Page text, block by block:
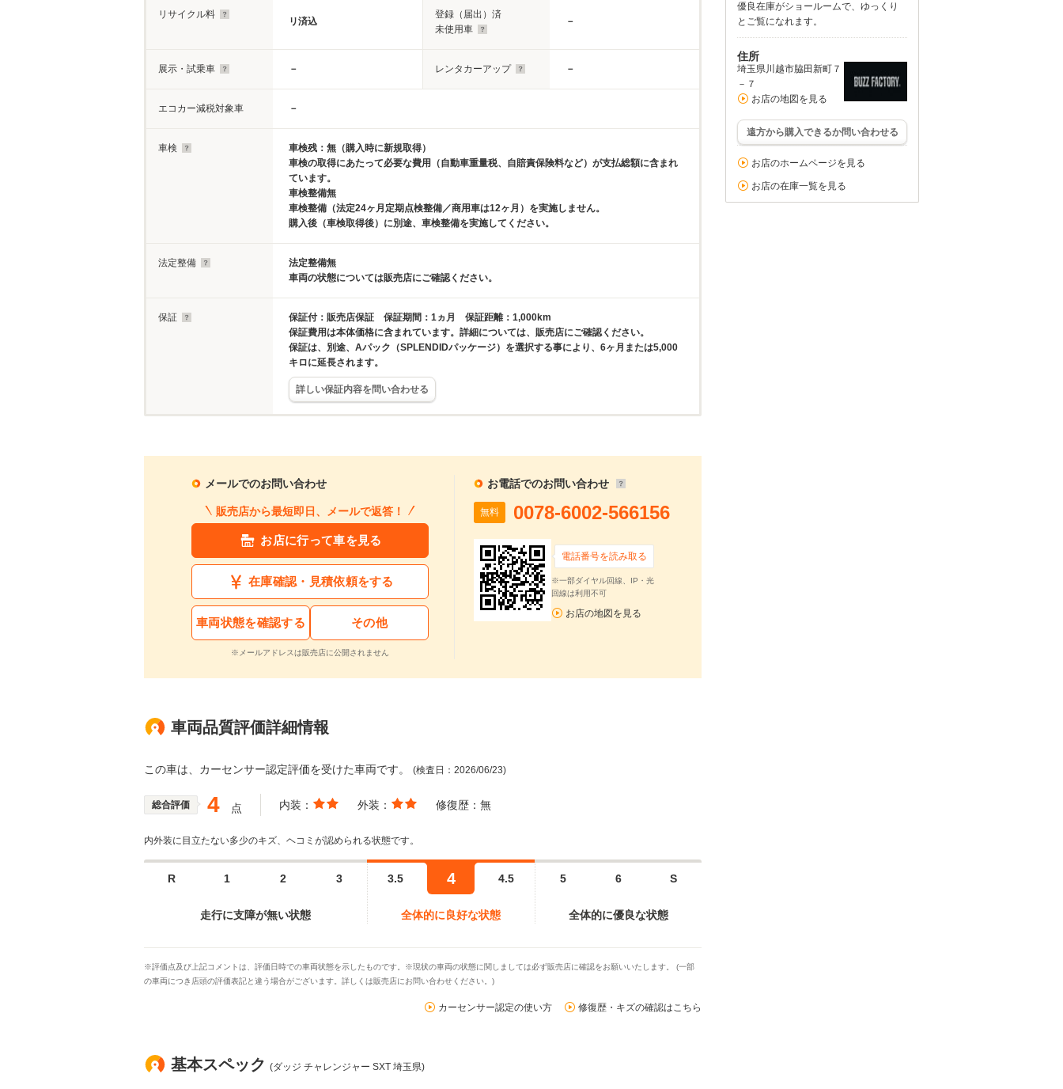
リサイクル料
リ済込
登録（届出）済
未使用車
－
展示・試乗車 － レンタカーアップ －
エコカー減税対象車 －
車検
車検残：無（購入時に新規取得）
車検の取得にあたって必要な費用（自動車重量税、自賠責保険料など）が支払総額に含まれ
ています。
車検整備無
車検整備（法定24ヶ月定期点検整備／商用車は12ヶ月）を実施しません。
購入後（車検取得後）に別途、車検整備を実施してください。
法定整備
法定整備無
車両の状態については販売店にご確認ください。
保証
保証付：販売店保証 保証期間：1ヵ月 保証距離：1,000km
保証費用は本体価格に含まれています。詳細については、販売店にご確認ください。
保証は、別途、Aパック（SPLENDIDパッケージ）を選択する事により、6ヶ月または5,000
キロに延長されます。
詳しい保証内容を問い合わせる
メールでのお問い合わせ
販売店から最短即日、メールで返答！
お店に行って車を見る
在庫確認・見積依頼をする
車両状態を確認する その他
※メールアドレスは販売店に公開されません
お電話でのお問い合わせ
無料 0078-6002-566156
電話番号を読み取る
※一部ダイヤル回線、IP・光
回線は利用不可
お店の地図を見る
車両品質評価詳細情報
この車は、カーセンサー認定評価を受けた車両です。 (検査日：2026/06/23)
総合評価 4 点 内装： 外装： 修復歴： 無
内外装に目立たない多少のキズ、ヘコミが認められる状態です。
R 1 2 3
走行に支障が無い状態
3.5 4 4.5
全体的に良好な状態
5 6 S
全体的に優良な状態
※評価点及び上記コメントは、評価日時での車両状態を示したものです。※現状の車両の状態に関しましては必ず販売店に確認をお願いいたします。 (一部
の車両につき店頭の評価表記と違う場合がございます。詳しくは販売店にお問い合わせください。)
カーセンサー認定の使い方 修復歴・キズの確認はこちら
基本スペック (ダッジ チャレンジャー SXT 埼玉県)
優良在庫がショールームで、ゆっくり
とご覧になれます。
住所
埼玉県川越市脇田新町７
－７
お店の地図を見る
遠方から購入できるか問い合わせる
お店のホームページを見る
お店の在庫一覧を見る